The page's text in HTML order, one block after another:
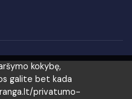
kokybę,
galite bet kada
privatumo-